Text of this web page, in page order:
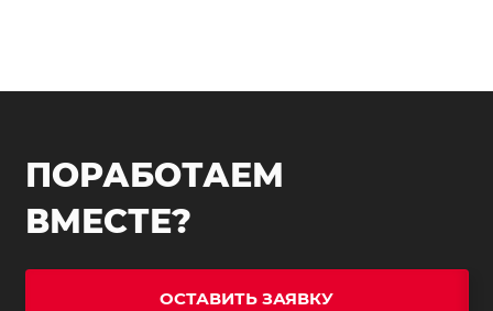
ПОРАБОТАЕМ
ВМЕСТЕ?
ОСТАВИТЬ ЗАЯВКУ